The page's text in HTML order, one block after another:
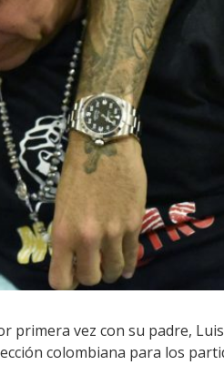
primera vez con su padre,
colombiana para los